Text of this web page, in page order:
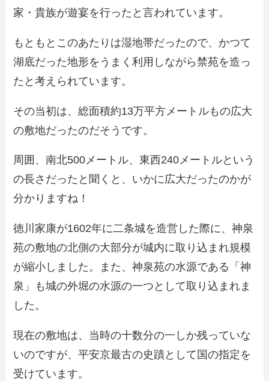
家・貴族が遊宴を行ったと言われています。
もともとこのあたりは湿地帯だったので、かつて
湖底だった地形をうまく利用しながら禁苑を造っ
たと考えられています。
その当初は、総面積約13万平方メートルもの広大
の敷地だったのだそうです。
周囲、南北500メートル、東西240メートルという
の長さだったと聞くと、いかに広大だったのかが
分かりますね！
徳川家康が1602年に二条城を造営した際に、神泉
苑の敷地の北側の大部分が城内に取り込まれ規模
が縮小しました。また、神泉苑の水源である「神
泉」も城の外堀の水源の一つとして取り込まれま
した。
現在の敷地は、当時の十数分の一しか残っていな
いのですが、平安京最古の史蹟として国の指定を
受けています。